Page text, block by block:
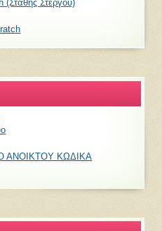
(Στάθης Στέργου)
ΑΝΟΙΚΤΟΥ ΚΩΔΙΚΑ